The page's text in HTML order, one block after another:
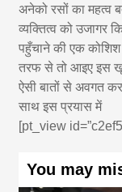
अनेको रसों का महत्व
व्यक्तित्व को उजागर
पहुँचाने की एक
तरफ से तो आइए इस
ऐसी बातों से अवगत
साथ इस प्रयास में
[pt_view
You may